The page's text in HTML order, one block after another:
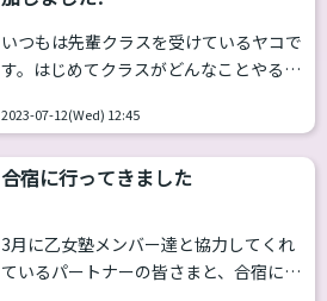
ことができました。次からは予約してお
こう…。 オリジナルセットメニューはケ
ーキとパルフェでケーキにはさつきさん
のイラストとハートのマカロンも付いて
てとってもかわいかったです！パルフェ
もミニサイズでかわい...
いつもは先輩クラスを受けているヤコで
す。はじめてクラスがどんなことやるか
した。 レッスンの効果を実感できたとこ
ろを共有 「女子トークをしにガールズバ
ーに行って、お話してきました。自然に
い物でのやり取りで違和感とかなくやり
取りできたから成果感じてます」 「女の
子の友達と女の子としてお話したり遊ん
2023-07-12(Wed) 12:45
合宿に行ってきました
3月に乙女塾メンバー達と協力してくれ
ているパートナーの皆さまと、合宿に行